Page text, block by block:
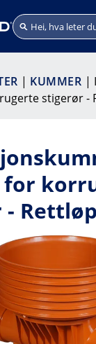
| KUMMER |
stigerør -
for
Rettløp